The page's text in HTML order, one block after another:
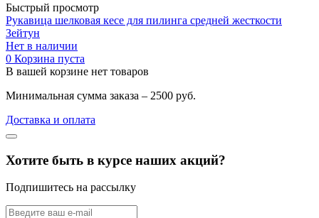
Быстрый просмотр
Рукавица шелковая кесе для пилинга средней жесткости
Зейтун
Нет в наличии
0 Корзина пуста
В вашей корзине нет товаров
Минимальная сумма заказа – 2500 руб.
Доставка и оплата
Хотите быть в курсе наших акций?
Подпишитесь на рассылку